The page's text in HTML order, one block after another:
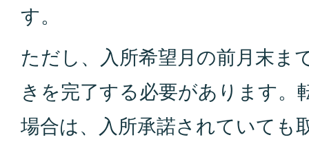
す。
ただし、入所希望月の前月末ま
きを完了する必要があります。
場合は、入所承諾されていても